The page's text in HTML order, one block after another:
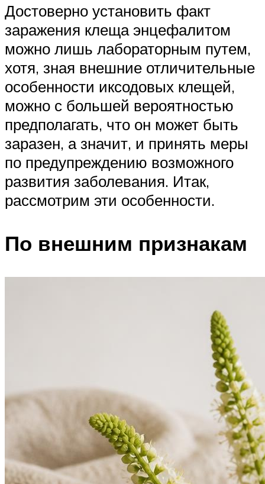
Достоверно установить факт
заражения клеща энцефалитом
можно лишь лабораторным путем,
хотя, зная внешние отличительные
особенности иксодовых клещей,
можно с большей вероятностью
предполагать, что он может быть
заразен, а значит, и принять меры
по предупреждению возможного
развития заболевания. Итак,
рассмотрим эти особенности.
По внешним признакам